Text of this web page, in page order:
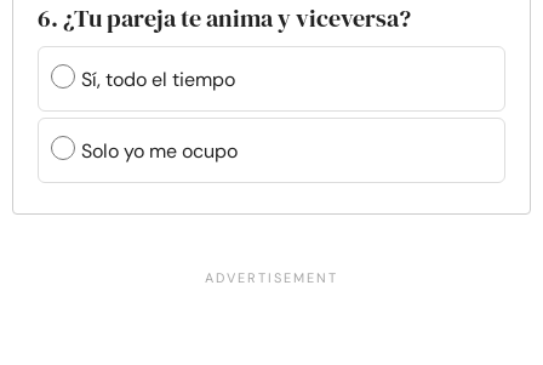
6. ¿Tu pareja te anima y viceversa?
Sí, todo el tiempo
Solo yo me ocupo